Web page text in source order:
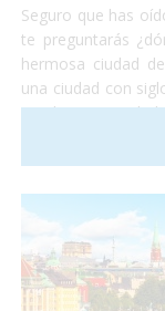
Seguro que has
te preguntarás
hermosa ciudad
una ciudad con
condiciones.
considerada
De Praga
visitar el castillo y
con una rica
que escápate a
¡Sólo disfruta!